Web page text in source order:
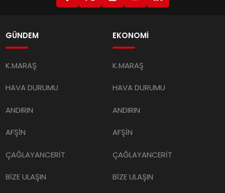
GÜNDEM
K.MARAŞ
HAVA DURUMU
ANDIRIN
AFŞİN
ÇAĞLAYANCERİT
BİZE ULAŞIN
EKONOMİ
K.MARAŞ
HAVA DURUMU
ANDIRIN
AFŞİN
ÇAĞLAYANCERİT
BİZE ULAŞIN